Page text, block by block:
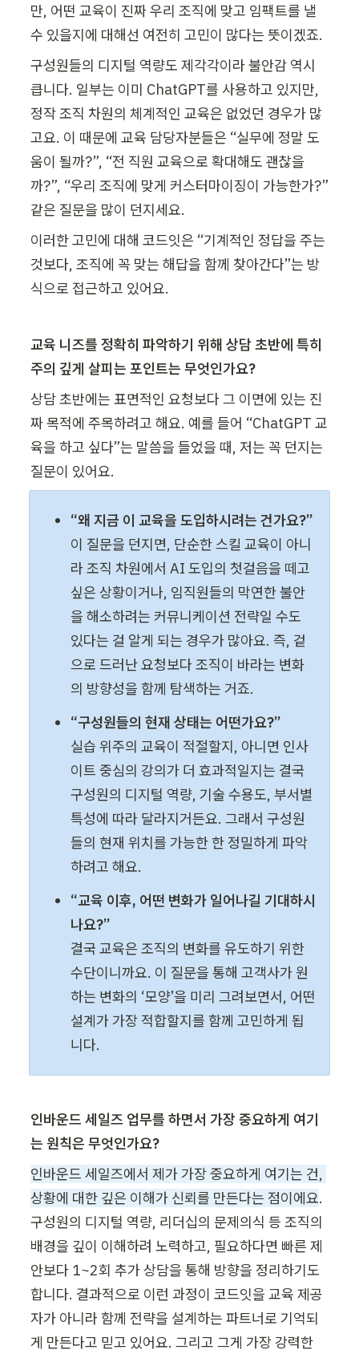
만, 어떤 교육이 진짜 우리 조직에 맞고 임팩트를 낼
수 있을지에 대해선 여전히 고민이 많다는 뜻이겠죠.
구성원들의 디지털 역량도 제각각이라 불안감 역시
큽니다. 일부는 이미 ChatGPT를 사용하고 있지만,
정작 조직 차원의 체계적인 교육은 없었던 경우가 많
고요. 이 때문에 교육 담당자분들은 “실무에 정말 도
움이 될까?”, “전 직원 교육으로 확대해도 괜찮을
까?”, “우리 조직에 맞게 커스터마이징이 가능한가?”
같은 질문을 많이 던지세요.
이러한 고민에 대해 코드잇은 “기계적인 정답을 주는
것보다, 조직에 꼭 맞는 해답을 함께 찾아간다”는 방
식으로 접근하고 있어요.
교육 니즈를 정확히 파악하기 위해 상담 초반에 특히
주의 깊게 살피는 포인트는 무엇인가요?
상담 초반에는 표면적인 요청보다 그 이면에 있는 진
짜 목적에 주목하려고 해요. 예를 들어 “ChatGPT 교
육을 하고 싶다”는 말씀을 들었을 때, 저는 꼭 던지는
질문이 있어요.
이 질문을 던지면, 단순한 스킬 교육이 아니
라 조직 차원에서 AI 도입의 첫걸음을 떼고
싶은 상황이거나, 임직원들의 막연한 불안
을 해소하려는 커뮤니케이션 전략일 수도
있다는 걸 알게 되는 경우가 많아요. 즉, 겉
으로 드러난 요청보다 조직이 바라는 변화
의 방향성을 함께 탐색하는 거죠.
“구성원들의 현재 상태는 어떤가요?”
실습 위주의 교육이 적절할지, 아니면 인사
이트 중심의 강의가 더 효과적일지는 결국
구성원의 디지털 역량, 기술 수용도, 부서별
특성에 따라 달라지거든요. 그래서 구성원
들의 현재 위치를 가능한 한 정밀하게 파악
하려고 해요.
“교육 이후, 어떤 변화가 일어나길 기대하시
결국 교육은 조직의 변화를 유도하기 위한
수단이니까요. 이 질문을 통해 고객사가 원
하는 변화의 ‘모양’을 미리 그려보면서, 어떤
설계가 가장 적합할지를 함께 고민하게 됩
니다.
인바운드 세일즈 업무를 하면서 가장 중요하게 여기
는 원칙은 무엇인가요?
인바운드 세일즈에서 제가 가장 중요하게 여기는 건,
상황에 대한 깊은 이해가 신뢰를 만든다는 점이에요.
구성원의 디지털 역량, 리더십의 문제의식 등 조직의
배경을 깊이 이해하려 노력하고, 필요하다면 빠른 제
안보다 1~2회 추가 상담을 통해 방향을 정리하기도
합니다. 결과적으로 이런 과정이 코드잇을 교육 제공
자가 아니라 함께 전략을 설계하는 파트너로 기억되
게 만든다고 믿고 있어요. 그리고 그게 가장 강력한